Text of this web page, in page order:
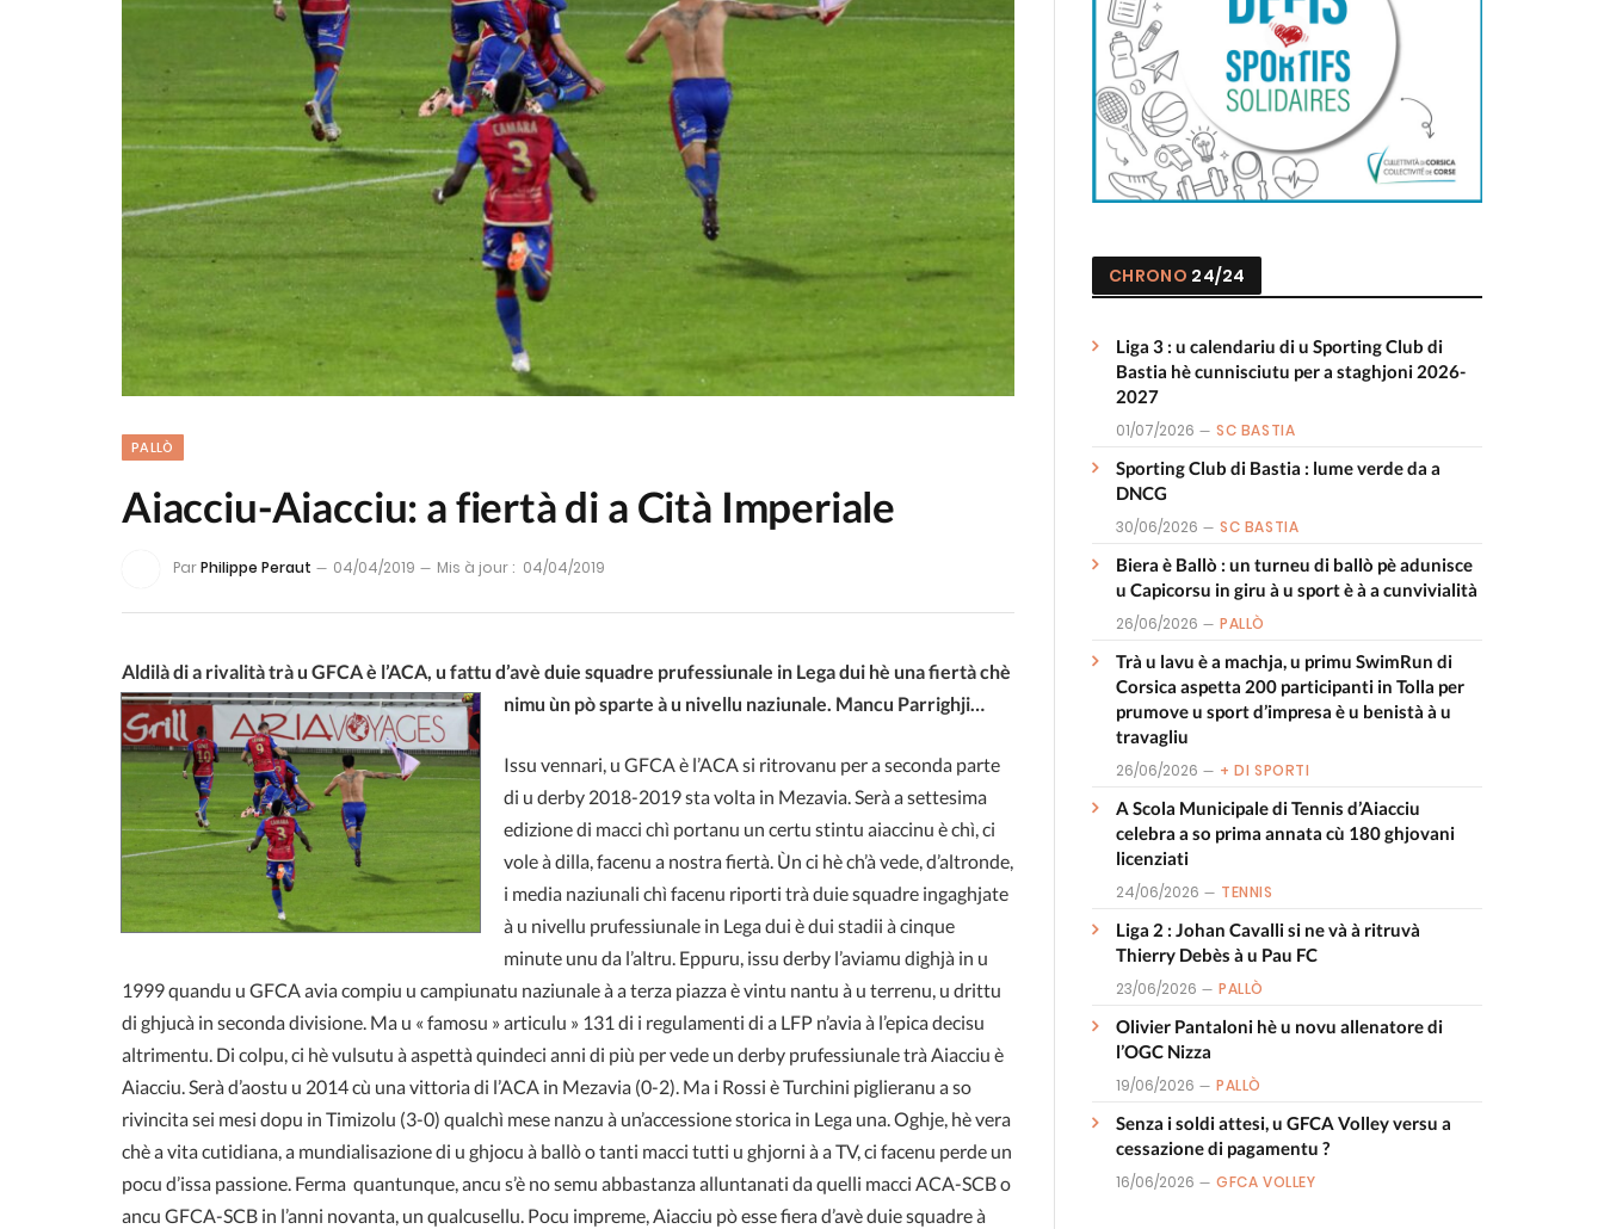
PALLÒ
Aiacciu-Aiacciu: a fiertà di a Cità Imperiale
ParPhilippe Peraut 04/04/2019 Mis à jour : 04/04/2019
Aldilà di a rivalità trà u GFCA è l’ACA, u fattu d’avè duie squadre prufessiunale in Lega dui hè una fiertà chè
nimu ùn pò sparte à u nivellu naziunale. Mancu Parrighji…
Issu vennari, u GFCA è l’ACA si ritrovanu per a seconda parte
di u derby 2018-2019 sta volta in Mezavia. Serà a settesima
edizione di macci chì portanu un certu stintu aiaccinu è chì, ci
vole à dilla, facenu a nostra fiertà. Ùn ci hè ch’à vede, d’altronde,
i media naziunali chì facenu riporti trà duie squadre ingaghjate
à u nivellu prufessiunale in Lega dui è dui stadii à cinque
minute unu da l’altru. Eppuru, issu derby l’aviamu dighjà in u
1999 quandu u GFCA avia compiu u campiunatu naziunale à a terza piazza è vintu nantu à u terrenu, u drittu
di ghjucà in seconda divisione. Ma u « famosu » articulu » 131 di i regulamenti di a LFP n’avia à l’epica decisu
altrimentu. Di colpu, ci hè vulsutu à aspettà quindeci anni di più per vede un derby prufessiunale trà Aiacciu è
Aiacciu. Serà d’aostu u 2014 cù una vittoria di l’ACA in Mezavia (0-2). Ma i Rossi è Turchini piglieranu a so
rivincita sei mesi dopu in Timizolu (3-0) qualchì mese nanzu à un’accessione storica in Lega una. Oghje, hè vera
chè a vita cutidiana, a mundialisazione di u ghjocu à ballò o tanti macci tutti u ghjorni à a TV, ci facenu perde un
pocu d’issa passione. Ferma quantunque, ancu s’è no semu abbastanza alluntanati da quelli macci ACA-SCB o
ancu GFCA-SCB in l’anni novanta, un qualcusellu. Pocu impreme, Aiacciu pò esse fiera d’avè duie squadre à
CHRONO 24/24
Liga 3 : u calendariu di u Sporting Club di
Bastia hè cunnisciutu per a staghjoni 2026-
2027
01/07/2026 SC BASTIA
Sporting Club di Bastia : lume verde da a
DNCG
30/06/2026 SC BASTIA
Biera è Ballò : un turneu di ballò pè adunisce
u Capicorsu in giru à u sport è à a cunvivialità
26/06/2026 PALLÒ
Trà u lavu è a machja, u primu SwimRun di
Corsica aspetta 200 participanti in Tolla per
prumove u sport d’impresa è u benistà à u
travagliu
26/06/2026 + DI SPORTI
A Scola Municipale di Tennis d’Aiacciu
celebra a so prima annata cù 180 ghjovani
licenziati
24/06/2026 TENNIS
Liga 2 : Johan Cavalli si ne và à ritruvà
Thierry Debès à u Pau FC
23/06/2026 PALLÒ
Olivier Pantaloni hè u novu allenatore di
l’OGC Nizza
19/06/2026 PALLÒ
Senza i soldi attesi, u GFCA Volley versu a
cessazione di pagamentu ?
16/06/2026 GFCA VOLLEY